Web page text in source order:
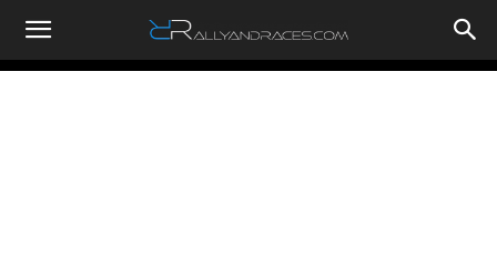
RallyandRaces.com